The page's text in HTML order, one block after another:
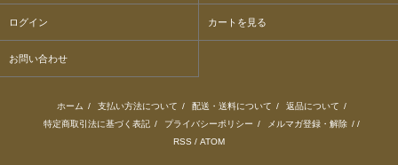
ログイン カートを見る
お問い合わせ
ホーム / 支払い方法について / 配送・送料について / 返品について /
特定商取引法に基づく表記 / プライバシーポリシー / メルマガ登録・解除 / /
RSS / ATOM